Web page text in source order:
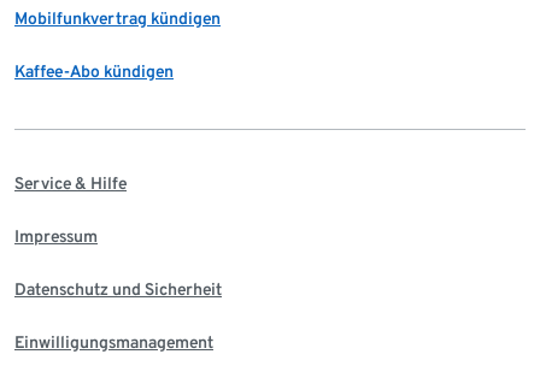
Mobilfunkvertrag kündigen
Kaffee-Abo kündigen
Service & Hilfe
Impressum
Datenschutz und Sicherheit
Einwilligungsmanagement